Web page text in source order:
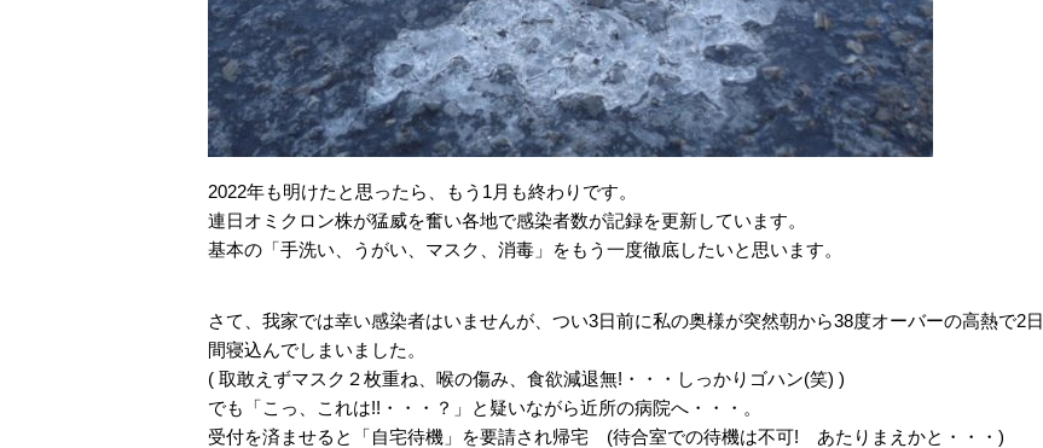
2022年も明けたと思ったら、もう1月も終わりです。
連日オミクロン株が猛威を奮い各地で感染者数が記録を更新しています。
基本の「手洗い、うがい、マスク、消毒」をもう一度徹底したいと思います。
さて、我家では幸い感染者はいませんが、つい3日前に私の奥様が突然朝から38度オーバーの高熱で2日
間寝込んでしまいました。
( 取敢えずマスク２枚重ね、喉の傷み、食欲減退無!・・・しっかりゴハン(笑) )
でも「こっ、これは!!・・・？」と疑いながら近所の病院へ・・・。
受付を済ませると「自宅待機」を要請され帰宅 (待合室での待機は不可! あたりまえかと・・・)